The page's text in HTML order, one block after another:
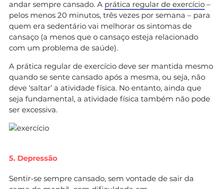
andar sempre cansado. A prática regular de exercício –
pelos menos 20 minutos, três vezes por semana – para
quem era sedentário vai melhorar os sintomas de
cansaço (a menos que o cansaço esteja relacionado
com um problema de saúde).
A prática regular de exercício deve ser mantida mesmo
quando se sente cansado após a mesma, ou seja, não
deve ‘saltar’ a atividade física. No entanto, ainda que
seja fundamental, a atividade física também não pode
ser excessiva.
5. Depressão
Sentir-se sempre cansado, sem vontade de sair da